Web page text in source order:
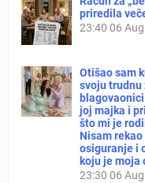
priredila
23:40 06
Otišao sam
svoju trudnu
joj majka i
što mi je
Nisam
osiguranje i
koju je moja
23:30 06